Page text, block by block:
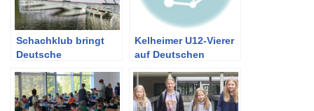
Schachklub bringt
Deutsche
Kelheim
Kelheimer U12-Vierer
auf Deutschen